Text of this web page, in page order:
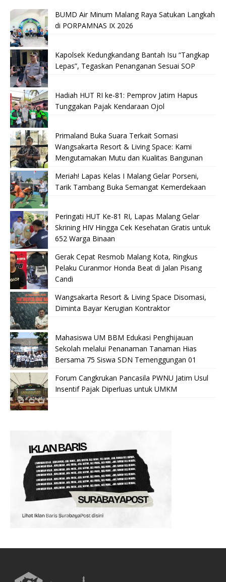
BUMD Air Minum Malang Raya Satukan Langkah
di PORPAMNAS IX 2026
Kapolsek Kedungkandang Bantah Isu “Tangkap
Lepas”, Tegaskan Penanganan Sesuai SOP
Hadiah HUT RI ke-81: Pemprov Jatim Hapus
Tunggakan Pajak Kendaraan Ojol
Primaland Buka Suara Terkait Somasi
Wangsakarta Resort & Living Space: Kami
Mengutamakan Mutu dan Kualitas Bangunan
Meriah! Lapas Kelas I Malang Gelar Porseni,
Tarik Tambang Buka Semangat Kemerdekaan
Peringati HUT Ke-81 RI, Lapas Malang Gelar
Skrining HIV Hingga Cek Kesehatan Gratis untuk
652 Warga Binaan
Gerak Cepat Resmob Malang Kota, Ringkus
Pelaku Curanmor Honda Beat di Jalan Pisang
Candi
Wangsakarta Resort & Living Space Disomasi,
Diminta Bayar Kerugian Kontraktor
Mahasiswa UM BBM Edukasi Penghijauan
Sekolah melalui Penanaman Tanaman Hias
Bersama 75 Siswa SDN Temenggungan 01
Forum Cangkrukan Pancasila PWNU Jatim Usul
Insentif Pajak Diperluas untuk UMKM